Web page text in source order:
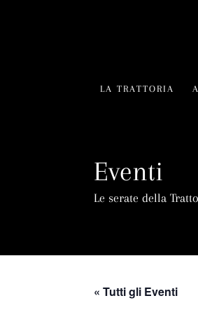
LA TRATTORIA
Eventi
Le serate della
« Tutti gli Eventi